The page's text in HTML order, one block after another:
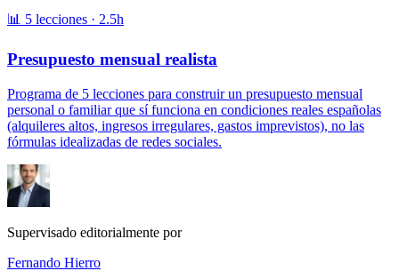
📊 5 lecciones · 2.5h
Presupuesto mensual realista
Programa de 5 lecciones para construir un presupuesto mensual
personal o familiar que sí funciona en condiciones reales españolas
(alquileres altos, ingresos irregulares, gastos imprevistos), no las
fórmulas idealizadas de redes sociales.
Supervisado editorialmente por
Fernando Hierro